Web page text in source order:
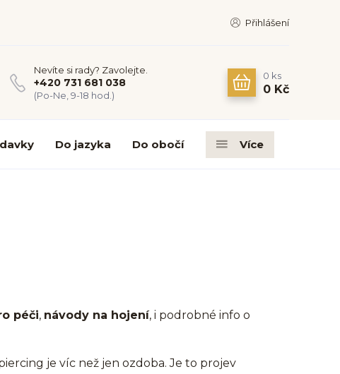
Přihlášení
Nevíte si rady? Zavolejte.
+420 731 681 038
(Po-Ne, 9-18 hod.)
0 ks
0 Kč
Do jazyka Do obočí Více
péči, návody na hojení, i podrobné info o
je víc než jen ozdoba. Je to projev